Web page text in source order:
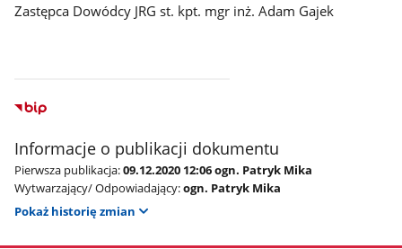
Zastępca Dowódcy JRG st. kpt. mgr inż. Adam Gajek
Informacje o publikacji dokumentu
Pierwsza publikacja:09.12.2020 12:06 ogn. Patryk Mika
Wytwarzający/ Odpowiadający:ogn. Patryk Mika
Pokaż historię zmian